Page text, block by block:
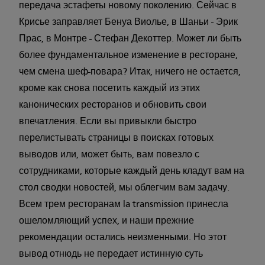
передача эстафеты новому поколению. Сейчас в
Крисье заправляет Бенуа Виолье, в Шаньи - Эрик
Прас, в Монтре - Стефан Декоттер. Может ли быть
более фундаментальное изменение в ресторане,
чем смена шеф-повара? Итак, ничего не остается,
кроме как снова посетить каждый из этих
канонических ресторанов и обновить свои
впечатления. Если вы привыкли быстро
перелистывать страницы в поисках готовых
выводов или, может быть, вам повезло с
сотрудниками, которые каждый день кладут вам на
стол сводки новостей, мы облегчим вам задачу.
Всем трем ресторанам la transmission принесла
ошеломляющий успех, и наши прежние
рекомендации остались неизменными. Но этот
вывод отнюдь не передает истинную суть